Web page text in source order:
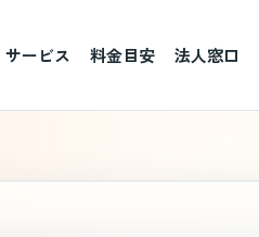
サービス 料金目安 法人窓口